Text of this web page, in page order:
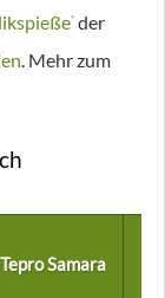
* der
. Mehr zum
Tepro Samara